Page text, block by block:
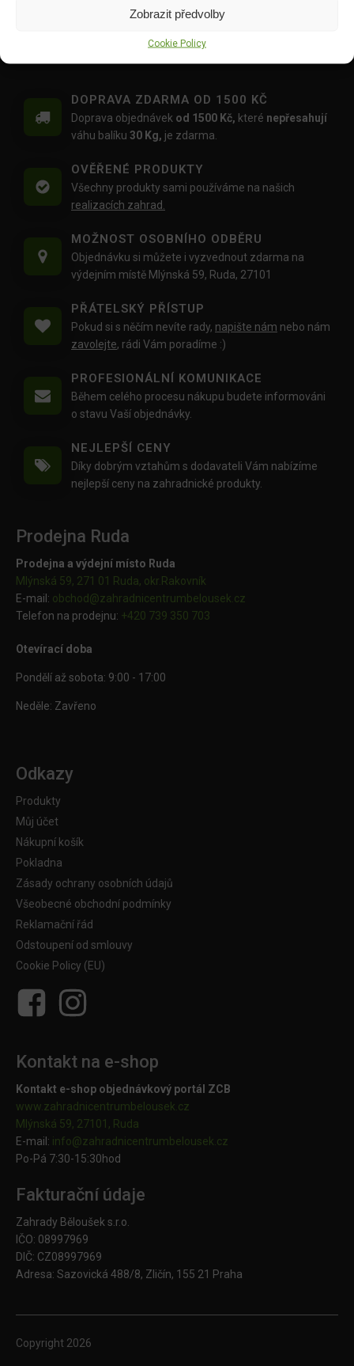
Zobrazit předvolby
Cookie Policy
DOPRAVA ZDARMA OD 1500 KČ
Doprava objednávek od 1500 Kč, které nepřesahují
váhu balíku 30 Kg, je zdarma.
OVĚŘENÉ PRODUKTY
Všechny produkty sami používáme na našich
realizacích zahrad.
MOŽNOST OSOBNÍHO ODBĚRU
Objednávku si můžete i vyzvednout zdarma na
výdejním místě Mlýnská 59, Ruda, 27101
PŘÁTELSKÝ PŘÍSTUP
Pokud si s něčím nevíte rady, napište nám nebo nám
zavolejte, rádi Vám poradíme :)
PROFESIONÁLNÍ KOMUNIKACE
Během celého procesu nákupu budete informováni
o stavu Vaší objednávky.
NEJLEPŠÍ CENY
Díky dobrým vztahům s dodavateli Vám nabízíme
nejlepší ceny na zahradnické produkty.
Prodejna Ruda
Prodejna a výdejní místo Ruda
Mlýnská 59, 271 01 Ruda, okr.Rakovník
E-mail: obchod@zahradnicentrumbelousek.cz
Telefon na prodejnu: +420 739 350 703
Otevírací doba
Pondělí až sobota: 9:00 - 17:00
Neděle: Zavřeno
Odkazy
Produkty
Můj účet
Nákupní košík
Pokladna
Zásady ochrany osobních údajů
Všeobecné obchodní podmínky
Reklamační řád
Odstoupení od smlouvy
Cookie Policy (EU)
Kontakt na e-shop
Kontakt e-shop objednávkový portál ZCB
www.zahradnicentrumbelousek.cz
Mlýnská 59, 27101, Ruda
E-mail: info@zahradnicentrumbelousek. cz
Po-Pá 7:30-15:30hod
Fakturační údaje
Zahrady Běloušek s.r.o.
IČO: 08997969
DIČ: CZ08997969
Adresa: Sazovická 488/8, Zličín, 155 21 Praha
Copyright 2026